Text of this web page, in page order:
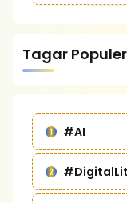
Tagar Populer
#AI